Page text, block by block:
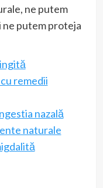
ne putem
putem proteja
remedii
nazală
naturale